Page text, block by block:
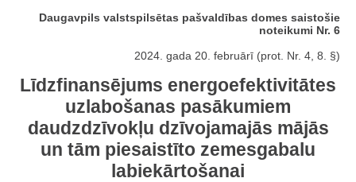
Daugavpils valstspilsētas pašvaldības domes saistošie
noteikumi Nr. 6
2024. gada 20. februārī (prot. Nr. 4, 8. §)
Līdzfinansējums energoefektivitātes
uzlabošanas pasākumiem
daudzdzīvokļu dzīvojamajās mājās
un tām piesaistīto zemesgabalu
labiekārtošanai